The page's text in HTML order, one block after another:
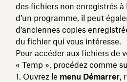
des fichiers non enregistrés à
d’un programme, il peut
d’anciennes copies
du fichier qui vous intéresse.
Pour accéder aux fichiers de
« Temp », procédez comme
Ouvrez le menu Démarrer,